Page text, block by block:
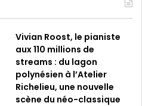
Vivian Roost, le pianiste
aux 110 millions de
streams : du lagon
polynésien à l’Atelier
Richelieu, une nouvelle
scène du néo-classique